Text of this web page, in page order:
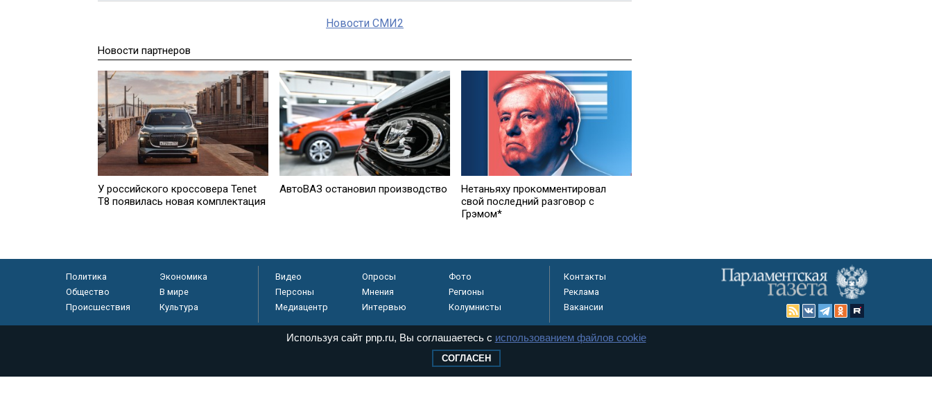
Новости СМИ2
Новости партнеров
У российского кроссовера Tenet
T8 появилась новая комплектация
АвтоВАЗ остановил производство
Нетаньяху прокомментировал
свой последний разговор с
Грэмом*
Политика
Экономика
Общество
В мире
Происшествия
Культура
Видео Опросы
Фото
Персоны
Мнения
Регионы
Медиацентр
Интервью Колумнисты
Контакты
Реклама
Вакансии
Федеральной службе по надзору в сфере связи, информационных технологий и
Используя сайт pnp.ru, Вы соглашаетесь с использованием файлов cookie
СОГЛАСЕН